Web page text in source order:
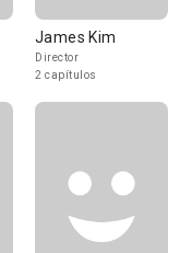
James Kim
Director
2 capítulos